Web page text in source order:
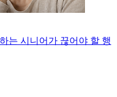
는 시니어가 끊어야 할 행